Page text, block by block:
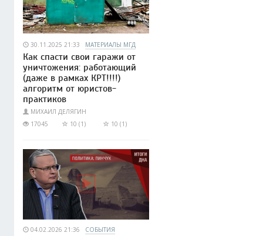
30.11.2025 21:33 МАТЕРИАЛЫ МГД
Как спасти свои гаражи от
уничтожения: работающий
(даже в рамках КРТ!!!!)
алгоритм от юристов-
практиков
МИХАИЛ ДЕЛЯГИН
17045
10 (1) 10 (1)
04.02.2026 21:36 СОБЫТИЯ